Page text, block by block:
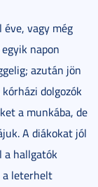
éve, vagy még
napon
azután jön
dolgozók
a munkába, de
A diákokat jól
a hallgatók
a leterhelt